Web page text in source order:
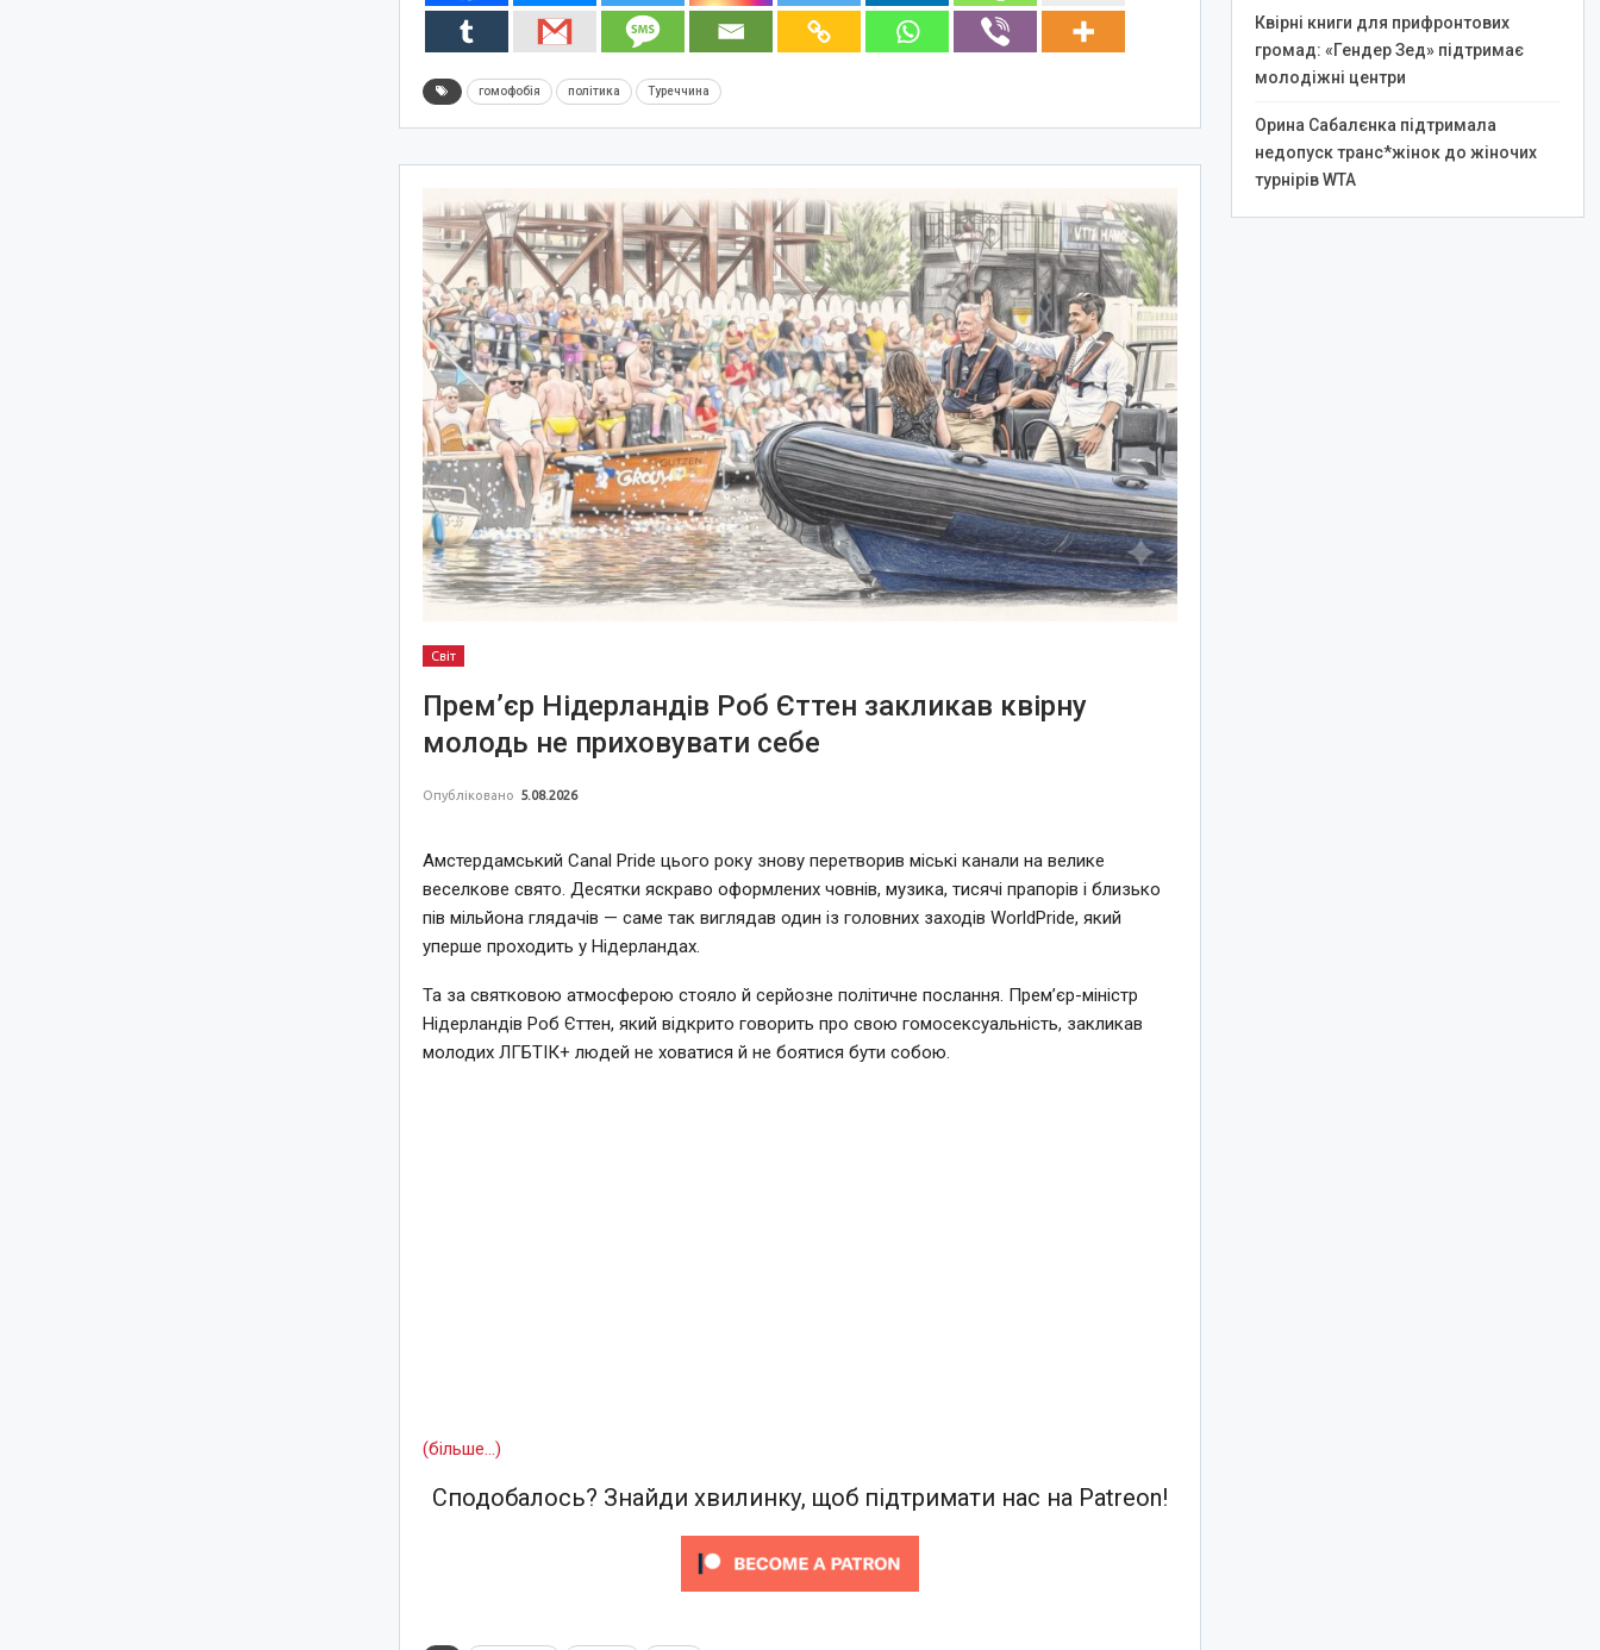
гомофобія політика Туреччина
Світ
Прем’єр Нідерландів Роб Єттен закликав квірну
молодь не приховувати себе
Опубліковано 5.08.2026
Амстердамський Canal Pride цього року знову перетворив міські канали на велике
веселкове свято. Десятки яскраво оформлених човнів, музика, тисячі прапорів і близько
пів мільйона глядачів — саме так виглядав один із головних заходів WorldPride, який
уперше проходить у Нідерландах.
Та за святковою атмосферою стояло й серйозне політичне послання. Прем’єр-міністр
Нідерландів Роб Єттен, який відкрито говорить про свою гомосексуальність, закликав
молодих ЛГБТІК+ людей не ховатися й не боятися бути собою.
(більше…)
Сподобалось? Знайди хвилинку, щоб підтримати нас на Patreon!
Квірні книги для прифронтових
громад: «Гендер Зед» підтримає
молодіжні центри
Орина Сабалєнка підтримала
недопуск транс*жінок до жіночих
турнірів WTA